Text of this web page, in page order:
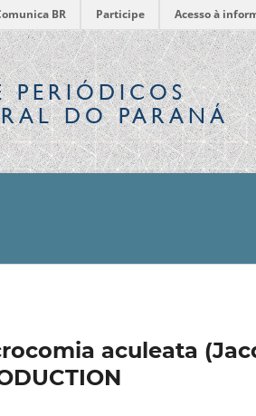
BR Participe Acesso à
PERIÓDICOS
DO PARANÁ
aculeata